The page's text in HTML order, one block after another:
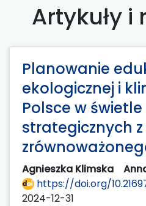
Artykuły
Planowanie
ekologicznej i
Polsce w
strategicznych z
Agnieszka Klimska
https://doi.org/
2024-12-31